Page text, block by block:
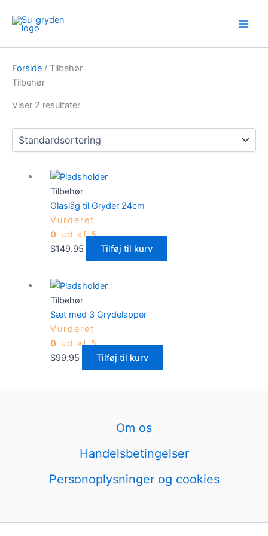
indholdet
Forside / Tilbehør
Tilbehør
Viser 2 resultater
Tilbehør
Glaslåg til Gryder 24cm
Vurderet
0 ud af 5
$149.95 Tilføj til kurv
Tilbehør
Sæt med 3 Grydelapper
Vurderet
0 ud af 5
$99.95 Tilføj til kurv
Om os
Handelsbetingelser
Personoplysninger og cookies